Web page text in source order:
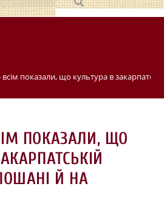
показали, що культура в
ПОКАЗАЛИ, ЩО
Й НА